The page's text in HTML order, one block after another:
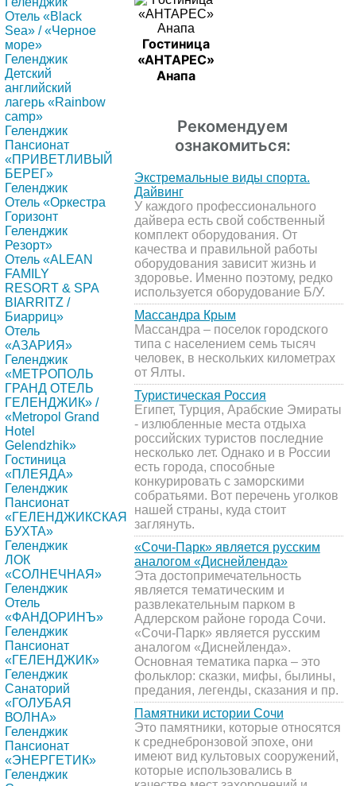
Отель «Black
Sea» / «Черное
море»
Геленджик
Детский
английский
лагерь «Rainbow
camp»
Геленджик
Пансионат
«ПРИВЕТЛИВЫЙ
БЕРЕГ»
Геленджик
Отель «Оркестра
Горизонт
Геленджик
Резорт»
Отель «ALEAN
FAMILY
RESORT & SPA
BIARRITZ /
Биарриц»
Отель
«АЗАРИЯ»
Геленджик
«МЕТРОПОЛЬ
ГРАНД ОТЕЛЬ
ГЕЛЕНДЖИК» /
«Metropol Grand
Hotel
Gelendzhik»
Гостиница
«ПЛЕЯДА»
Геленджик
Пансионат
«ГЕЛЕНДЖИКСКАЯ
БУХТА»
Геленджик
ЛОК
«СОЛНЕЧНАЯ»
Геленджик
Отель
«ФАНДОРИНЪ»
Геленджик
Пансионат
«ГЕЛЕНДЖИК»
Геленджик
Санаторий
«ГОЛУБАЯ
ВОЛНА»
Геленджик
Пансионат
«ЭНЕРГЕТИК»
Геленджик
Гостиница
«АНТАРЕС»
Анапа
Рекомендуем
ознакомиться:
Экстремальные виды спорта.
Дайвинг
У каждого профессионального
дайвера есть свой собственный
комплект оборудования. От
качества и правильной работы
оборудования зависит жизнь и
здоровье. Именно поэтому, редко
используется оборудование Б/У.
Массандра Крым
Массандра – поселок городского
типа с населением семь тысяч
человек, в нескольких километрах
от Ялты.
Туристическая Россия
Египет, Турция, Арабские Эмираты
- излюбленные места отдыха
российских туристов последние
несколько лет. Однако и в России
есть города, способные
конкурировать с заморскими
собратьями. Вот перечень уголков
нашей страны, куда стоит
заглянуть.
«Сочи-Парк» является русским
аналогом «Диснейленда»
Эта достопримечательность
является тематическим и
развлекательным парком в
Адлерском районе города Сочи.
«Сочи-Парк» является русским
аналогом «Диснейленда».
Основная тематика парка – это
фольклор: сказки, мифы, былины,
предания, легенды, сказания и пр.
Памятники истории Сочи
Это памятники, которые относятся
к среднебронзовой эпохе, они
имеют вид культовых сооружений,
которые использовались в